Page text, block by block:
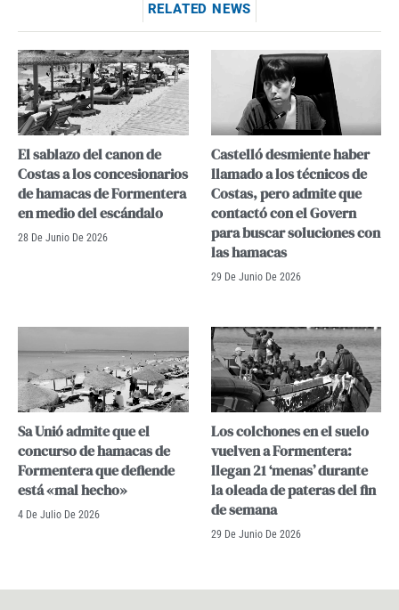
RELATED NEWS
El sablazo del canon de
Costas a los concesionarios
de hamacas de Formentera
en medio del escándalo
28 De Junio De 2026
Castelló desmiente haber
llamado a los técnicos de
Costas, pero admite que
contactó con el Govern
para buscar soluciones con
las hamacas
29 De Junio De 2026
Sa Unió admite que el
concurso de hamacas de
Formentera que defiende
está «mal hecho»
4 De Julio De 2026
Los colchones en el suelo
vuelven a Formentera:
llegan 21 ‘menas’ durante
la oleada de pateras del fin
de semana
29 De Junio De 2026